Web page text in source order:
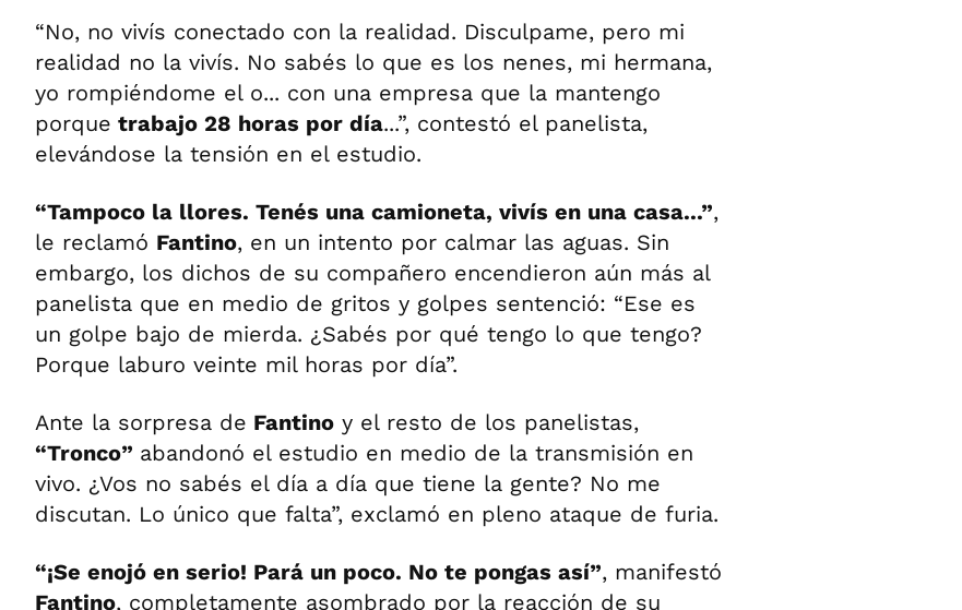
“No, no vivís conectado con la realidad. Disculpame, pero mi
realidad no la vivís. No sabés lo que es los nenes, mi hermana,
yo rompiéndome el o... con una empresa que la mantengo
porque trabajo 28 horas por día...”, contestó el panelista,
elevándose la tensión en el estudio.
“Tampoco la llores. Tenés una camioneta, vivís en una casa...”,
le reclamó Fantino, en un intento por calmar las aguas. Sin
embargo, los dichos de su compañero encendieron aún más al
panelista que en medio de gritos y golpes sentenció: “Ese es
un golpe bajo de mierda. ¿Sabés por qué tengo lo que tengo?
Porque laburo veinte mil horas por día”.
Ante la sorpresa de Fantino y el resto de los panelistas,
“Tronco” abandonó el estudio en medio de la transmisión en
vivo. ¿Vos no sabés el día a día que tiene la gente? No me
discutan. Lo único que falta”, exclamó en pleno ataque de furia.
“¡Se enojó en serio! Pará un poco. No te pongas así”, manifestó
Fantino, completamente asombrado por la reacción de su